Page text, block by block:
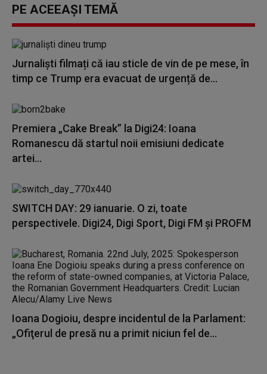
PE ACEEAȘI TEMĂ
Jurnaliști filmați că iau sticle de vin de pe mese, în
timp ce Trump era evacuat de urgență de...
Premiera „Cake Break” la Digi24: Ioana
Romanescu dă startul noii emisiuni dedicate
artei...
SWITCH DAY: 29 ianuarie. O zi, toate
perspectivele. Digi24, Digi Sport, Digi FM și PROFM
Ioana Dogioiu, despre incidentul de la Parlament:
„Ofiţerul de presă nu a primit niciun fel de...